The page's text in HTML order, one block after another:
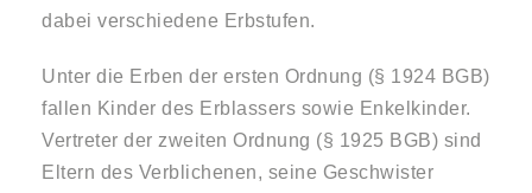
dabei verschiedene Erbstufen.
Unter die Erben der ersten Ordnung (§ 1924 BGB)
fallen Kinder des Erblassers sowie Enkelkinder.
Vertreter der zweiten Ordnung (§ 1925 BGB) sind
Eltern des Verblichenen, seine Geschwister